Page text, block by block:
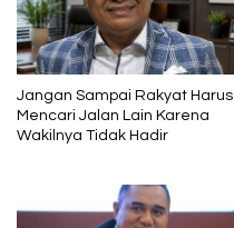
Jangan Sampai Rakyat Harus
Mencari Jalan Lain Karena
Wakilnya Tidak Hadir